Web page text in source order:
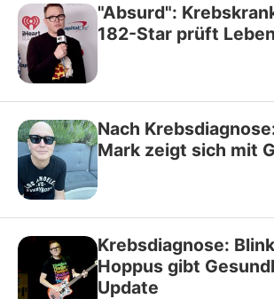
"Absurd":
182-Star prüft
Nach
Mark zeigt sich mit
Krebsdiagnose:
Hoppus gibt
Update